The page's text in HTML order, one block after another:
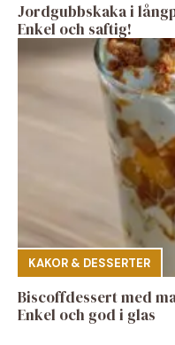
Jordgubbskaka i
Enkel och saftig!
KAKOR & DESSERTER
Biscoffdessert med
Enkel och god i glas